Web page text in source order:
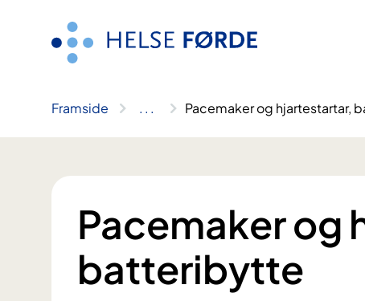
Framside .. . Pacemaker og hjartestartar,
Pacemaker og
batteribytte